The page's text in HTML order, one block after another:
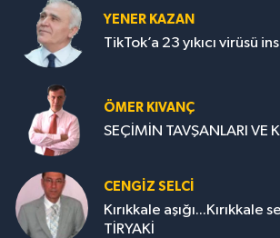
YENER KAZAN
TikTok’a 23 yıkıcı virüsü
ÖMER KIVANÇ
SEÇİMİN TAVŞANLARI VE
CENGİZ SELCİ
Kırıkkale aşığı...Kırıkkale
TİRYAKİ